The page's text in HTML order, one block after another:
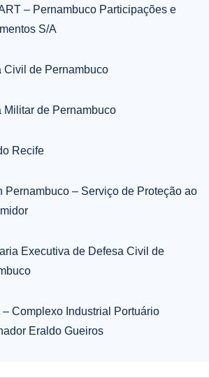
– Pernambuco Participações e
S/A
Civil de Pernambuco
Militar de Pernambuco
Recife
Pernambuco – Serviço de Proteção ao
Executiva de Defesa Civil de
– Complexo Industrial Portuário
Eraldo Gueiros